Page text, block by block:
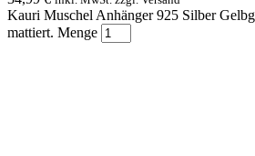
Kauri Muschel Anhänger 925 Silber
mattiert. Menge